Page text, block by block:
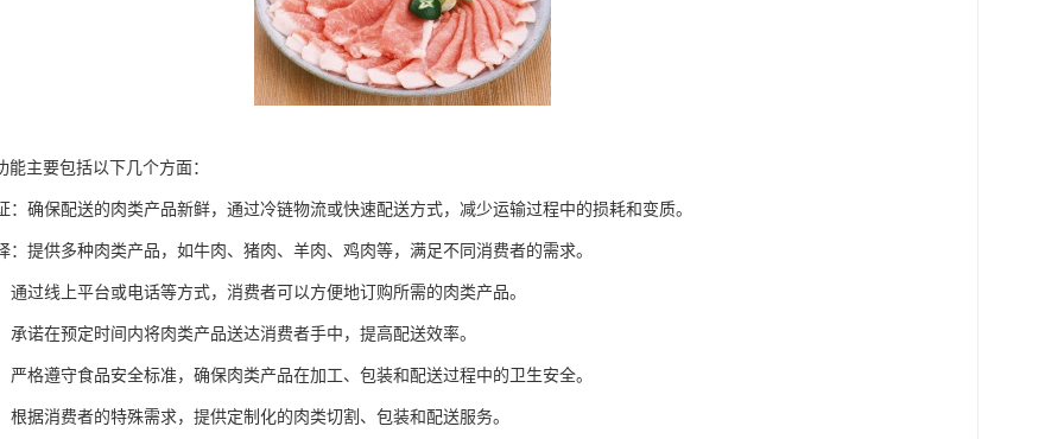
能主要包括以下几个方面：
：确保配送的肉类产品新鲜，通过冷链物流或快速配送方式，减少运输过程中的损耗和变质。
：提供多种肉类产品，如牛肉、猪肉、羊肉、鸡肉等，满足不同消费者的需求。
通过线上平台或电话等方式，消费者可以方便地订购所需的肉类产品。
承诺在预定时间内将肉类产品送达消费者手中，提高配送效率。
严格遵守食品安全标准，确保肉类产品在加工、包装和配送过程中的卫生安全。
根据消费者的特殊需求，提供定制化的肉类切割、包装和配送服务。